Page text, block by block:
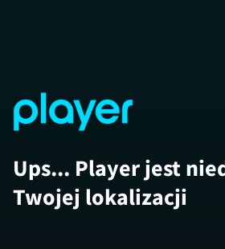
Ups... Player jest
Twojej lokalizacji